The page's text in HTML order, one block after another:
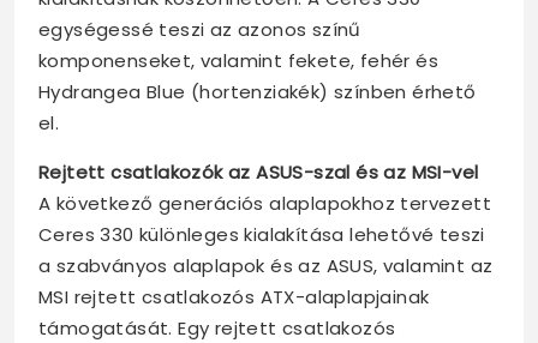
egységessé teszi az azonos színű
komponenseket, valamint fekete, fehér és
Hydrangea Blue (hortenziakék) színben érhető
el.
Rejtett csatlakozók az ASUS-szal és az MSI-vel
A következő generációs alaplapokhoz tervezett
Ceres 330 különleges kialakítása lehetővé teszi
a szabványos alaplapok és az ASUS, valamint az
MSI rejtett csatlakozós ATX-alaplapjainak
támogatását. Egy rejtett csatlakozós